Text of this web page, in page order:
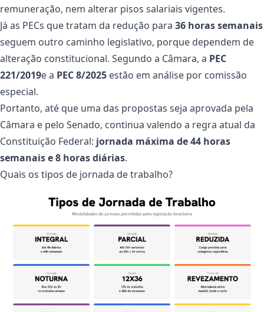
remuneração, nem alterar pisos salariais vigentes.
Já as PECs que tratam da redução para 36 horas semanais
seguem outro caminho legislativo, porque dependem de
alteração constitucional. Segundo a Câmara, a PEC
221/2019e a PEC 8/2025 estão em análise por comissão
especial.
Portanto, até que uma das propostas seja aprovada pela
Câmara e pelo Senado, continua valendo a regra atual da
Constituição Federal: jornada máxima de 44 horas
semanais e 8 horas diárias.
Quais os tipos de jornada de trabalho?